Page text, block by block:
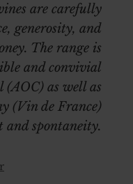
are carefully
generosity, and
The range is
and convivial
(AOC) as well as
(Vin de France)
and spontaneity.